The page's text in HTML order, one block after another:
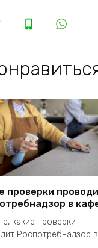
проверки
в
какие проверки
Роспотребнадзор в